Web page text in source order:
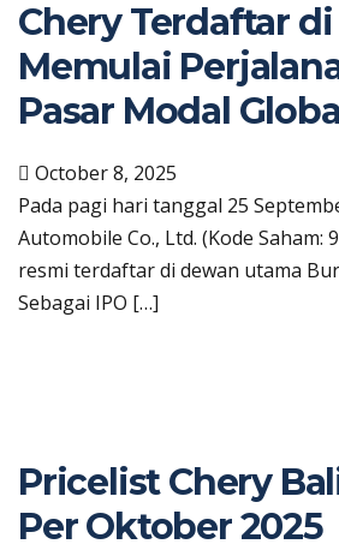
Chery Terdaftar di
Memulai
Pasar Modal
October 8, 2025
Pada pagi hari tanggal 25
Automobile Co., Ltd. (Kode Saham:
resmi terdaftar di dewan utama
Sebagai IPO […]
Pricelist Chery
Per Oktober 2025